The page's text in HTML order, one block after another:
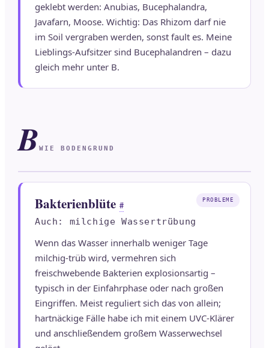
geklebt werden: Anubias, Bucephalandra,
Javafarn, Moose. Wichtig: Das Rhizom darf nie
im Soil vergraben werden, sonst fault es. Meine
Lieblings-Aufsitzer sind Bucephalandren – dazu
gleich mehr unter B.
BWIE BODENGRUND
Bakterienblüte #
Auch: milchige Wassertrübung
Wenn das Wasser innerhalb weniger Tage
milchig-trüb wird, vermehren sich
freischwebende Bakterien explosionsartig –
typisch in der Einfahrphase oder nach großen
Eingriffen. Meist reguliert sich das von allein;
hartnäckige Fälle habe ich mit einem UVC-Klärer
und anschließendem großem Wasserwechsel
PROBLEME